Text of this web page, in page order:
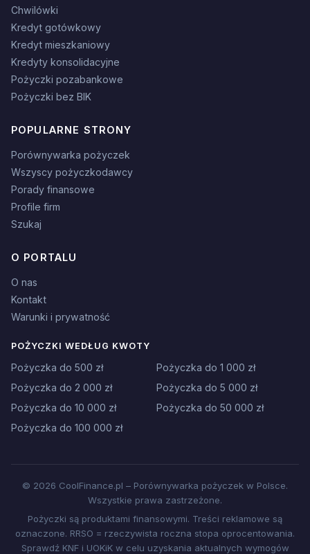
Chwilówki
Kredyt gotówkowy
Kredyt mieszkaniowy
Kredyty konsolidacyjne
Pożyczki pozabankowe
Pożyczki bez BIK
POPULARNE STRONY
Porównywarka pożyczek
Wszyscy pożyczkodawcy
Porady finansowe
Profile firm
Szukaj
O PORTALU
O nas
Kontakt
Warunki i prywatność
POŻYCZKI WEDŁUG KWOTY
Pożyczka do 500 zł
Pożyczka do 1 000 zł
Pożyczka do 2 000 zł
Pożyczka do 5 000 zł
Pożyczka do 10 000 zł
Pożyczka do 50 000 zł
Pożyczka do 100 000 zł
© 2026 CoolFinance.pl – Porównywarka pożyczek w Polsce.
Wszystkie prawa zastrzeżone.
Pożyczki są produktami finansowymi. Treści reklamowe są
oznaczone. RRSO = rzeczywista roczna stopa oprocentowania.
Sprawdź KNF i UOKiK w celu uzyskania aktualnych wymogów